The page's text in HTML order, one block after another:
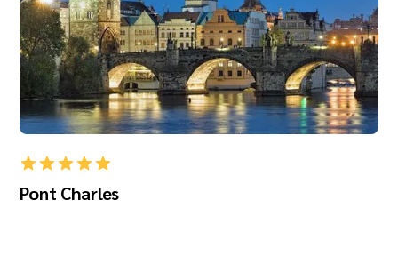
Pont Charles